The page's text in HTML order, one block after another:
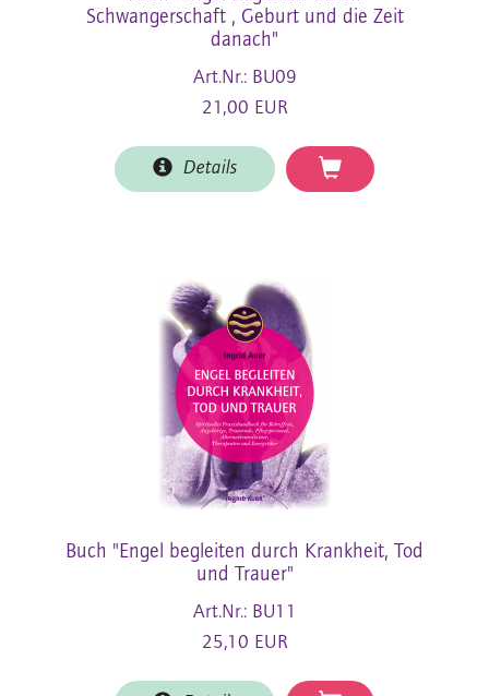
Schwangerschaft , Geburt und die Zeit
danach"
Art.Nr.: BU09
21,00 EUR
Details
Buch "Engel begleiten durch Krankheit, Tod
und Trauer"
Art.Nr.: BU11
25,10 EUR